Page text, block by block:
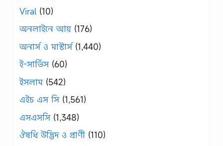
Viral (10)
অনলাইনে আয় (176)
অনার্স ও মাস্টার্স(1,440)
ই-সার্ভিস(60)
ইসলাম(542)
এইচ এস সি(1,561)
এসএসসি(1,348)
ঔষধি উদ্ভিদ ও প্রাণী (110)